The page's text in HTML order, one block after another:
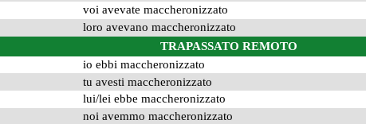
voi avevate maccheronizzato
loro avevano maccheronizzato
TRAPASSATO REMOTO
io ebbi maccheronizzato
tu avesti maccheronizzato
lui/lei ebbe maccheronizzato
noi avemmo maccheronizzato